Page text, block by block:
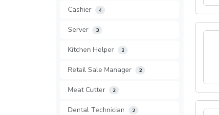
Cashier 4
Server 3
Kitchen Helper 3
Retail Sale Manager 2
Meat Cutter 2
Dental Technician 2